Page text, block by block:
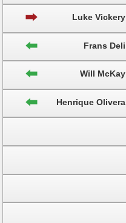
Luke Vickery
Frans Deli
Will McKay
Henrique Olivera